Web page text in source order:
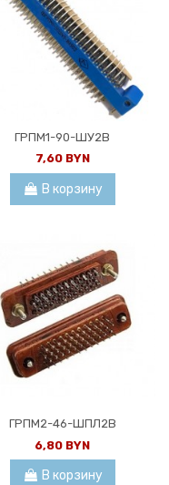
ГРПМ1-90-ШУ2В
7,60 BYN
В корзину
ГРПМ2-46-ШПЛ2В
6,80 BYN
В корзину